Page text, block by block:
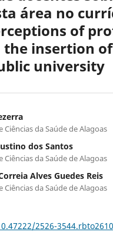
área no
of
insertion
university
da Saúde de Alagoas
dos Santos
da Saúde de Alagoas
Alves Guedes Reis
da Saúde de Alagoas
2526-